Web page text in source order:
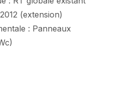
(extension)
: Panneaux